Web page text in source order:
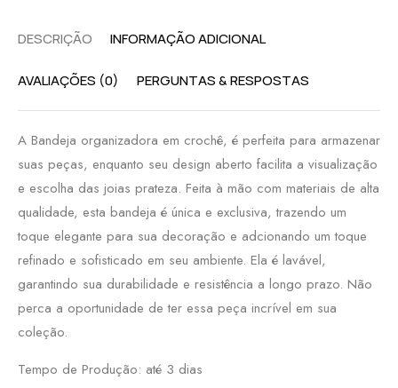
DESCRIÇÃO INFORMAÇÃO ADICIONAL
AVALIAÇÕES (0) PERGUNTAS & RESPOSTAS
A Bandeja organizadora em crochê, é perfeita para armazenar
suas peças, enquanto seu design aberto facilita a visualização
e escolha das joias prateza. Feita à mão com materiais de alta
qualidade, esta bandeja é única e exclusiva, trazendo um
toque elegante para sua decoração e adcionando um toque
refinado e sofisticado em seu ambiente. Ela é lavável,
garantindo sua durabilidade e resistência a longo prazo. Não
perca a oportunidade de ter essa peça incrível em sua
coleção.
Tempo de Produção: até 3 dias